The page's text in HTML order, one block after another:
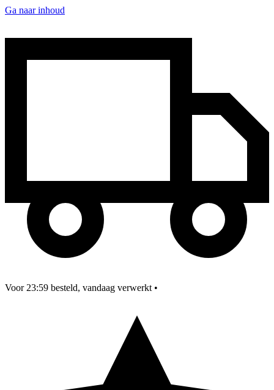
Ga naar inhoud
Voor 23:59 besteld, vandaag verwerkt •